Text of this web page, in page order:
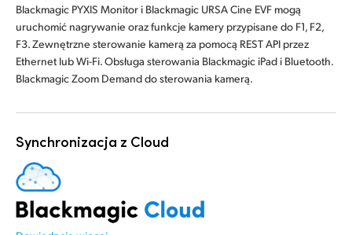
Blackmagic PYXIS Monitor i Blackmagic URSA Cine EVF mogą
uruchomić nagrywanie oraz funkcje kamery przypisane do F1, F2,
F3. Zewnętrzne sterowanie kamerą za pomocą REST API przez
Ethernet lub Wi-Fi. Obsługa sterowania Blackmagic iPad i Bluetooth.
Blackmagic Zoom Demand do sterowania kamerą.
Synchronizacja z Cloud